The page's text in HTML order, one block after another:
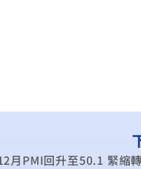
月PMI回升至50.1 緊縮